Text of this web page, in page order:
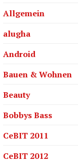
mit Bernd Korz
Allgemein
alugha
Android
Bauen & Wohnen
Beauty
Bobbys Bass
CeBIT 2011
CeBIT 2012